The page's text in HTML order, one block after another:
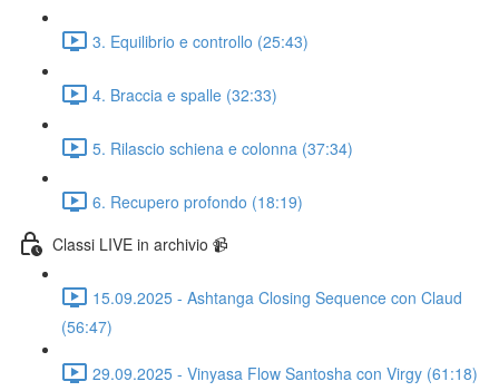
3. Equilibrio e controllo (25:43)
4. Braccia e spalle (32:33)
5. Rilascio schiena e colonna (37:34)
6. Recupero profondo (18:19)
Classi LIVE in archivio 📹
15.09.2025 - Ashtanga Closing Sequence con Claud
(56:47)
29.09.2025 - Vinyasa Flow Santosha con Virgy (61:18)